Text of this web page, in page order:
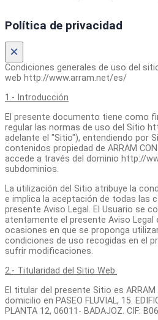
Política de privacidad
×
Condiciones generales de uso del
web http://www.arram.net/es/
1.- Introducción
El presente documento tiene como
regular las normas de uso del Sitio
adelante el "Sitio"), entendiendo por
contenidos propiedad de ARRAM
accede a través del dominio http://
subdominios.
La utilización del Sitio atribuye la
e implica la aceptación de todas las
presente Aviso Legal. El Usuario se
atentamente el presente Aviso Legal
ocasiones en que se proponga
condiciones de uso recogidas en el
sufrir modificaciones.
2.- Titularidad del Sitio Web.
El titular del presente Sitio es ARRAM
domicilio en PASEO FLUVIAL, 15.
PLANTA 12, 06011- BADAJOZ. CIF: